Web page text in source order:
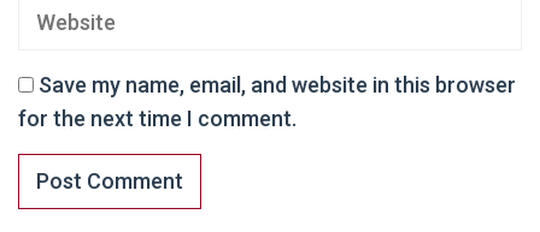
Save my name, email, and website in this browser
for the next time I comment.